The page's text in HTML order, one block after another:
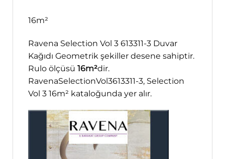
16m²
Ravena Selection Vol 3 613311-3 Duvar
Kağıdı Geometrik şekiller desene sahiptir.
Rulo ölçüsü 16m²dir.
RavenaSelectionVol3613311-3, Selection
Vol 3 16m² kataloğunda yer alır.